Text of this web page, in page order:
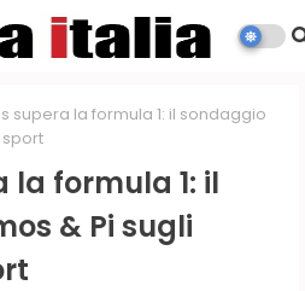
supera la formula 1: il sondaggio
sport
la formula 1: il
& Pi sugli